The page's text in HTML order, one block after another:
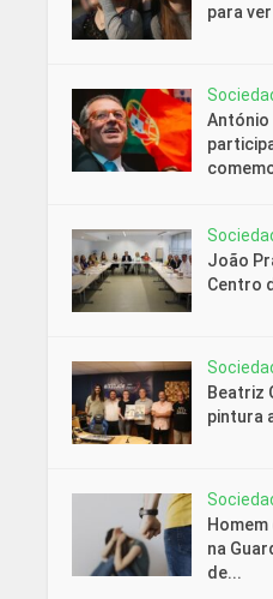
para
António
João
Centro
Beatriz
pintura
na
de...